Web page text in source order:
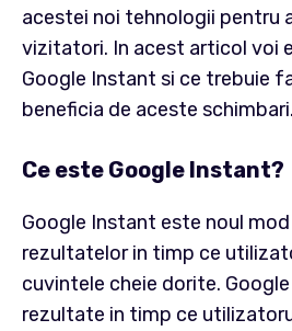
acestei noi tehnologii pentru
vizitatori. In acest articol voi
Google Instant si ce trebuie
beneficia de aceste schimbari.
Ce este Google Instant?
Google Instant este noul mod
rezultatelor in timp ce
cuvintele cheie dorite.
rezultate in timp ce